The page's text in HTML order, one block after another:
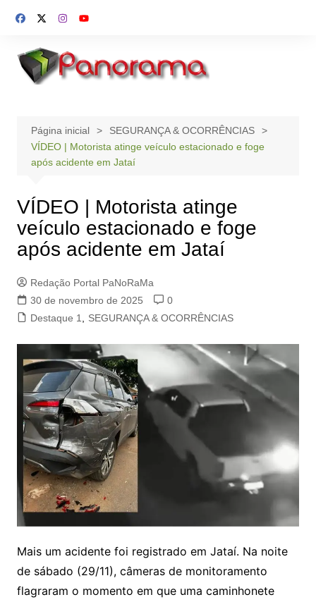
para
conteúdo
Página inicial
SEGURANÇA & OCORRÊNCIAS
VÍDEO | Motorista atinge veículo estacionado e foge
após acidente em Jataí
VÍDEO | Motorista atinge
veículo estacionado e foge
após acidente em Jataí
Redação Portal PaNoRaMa
30 de novembro de 2025
0
Destaque 1
SEGURANÇA & OCORRÊNCIAS
Mais um acidente foi registrado em Jataí. Na noite
de sábado (29/11), câmeras de monitoramento
flagraram o momento em que uma caminhonete